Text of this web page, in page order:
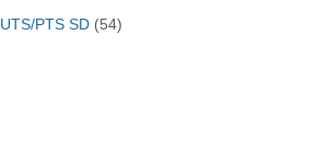
UTS/PTS SD (54)